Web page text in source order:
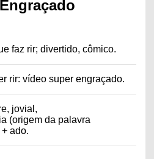
faz rir; divertido, cômico.
rir: vídeo super engraçado.
jovial,
(origem da palavra
ado.